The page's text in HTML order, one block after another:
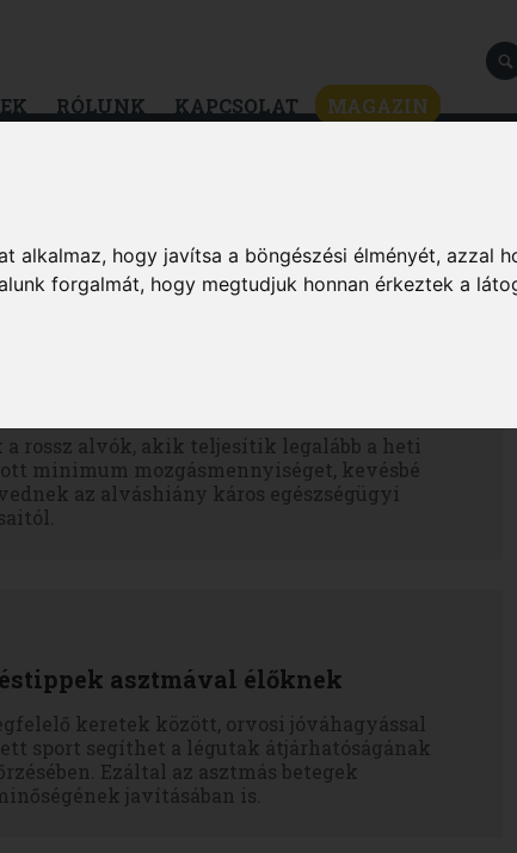
alkalmaz, hogy javítsa a böngészési élményét, azzal
forgalmát, hogy megtudjuk honnan érkeztek a
RÓLUNK KAPCSOLAT
MAGAZIN
MAGAZIN
a rossz alvók, akik teljesítik legalább a heti
minimum mozgásmennyiséget, kevésbé
az alváshiány káros egészségügyi
asztmával élőknek
keretek között, orvosi jóváhagyással
sport segíthet a légutak átjárhatóságának
Ezáltal az asztmás betegek
javításában is.